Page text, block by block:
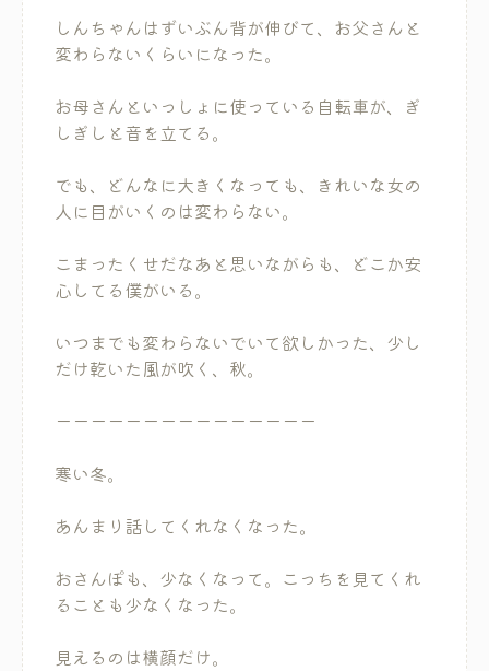
しんちゃんはずいぶん背が伸びて、お父さんと
変わらないくらいになった。
お母さんといっしょに使っている自転車が、ぎ
しぎしと音を立てる。
でも、どんなに大きくなっても、きれいな女の
人に目がいくのは変わらない。
こまったくせだなあと思いながらも、どこか安
心してる僕がいる。
いつまでも変わらないでいて欲しかった、少し
だけ乾いた風が吹く、秋。
ーーーーーーーーーーーーーーー
寒い冬。
あんまり話してくれなくなった。
おさんぽも、少なくなって。こっちを見てくれ
ることも少なくなった。
見えるのは横顔だけ。